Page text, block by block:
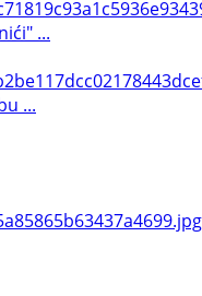
...
...